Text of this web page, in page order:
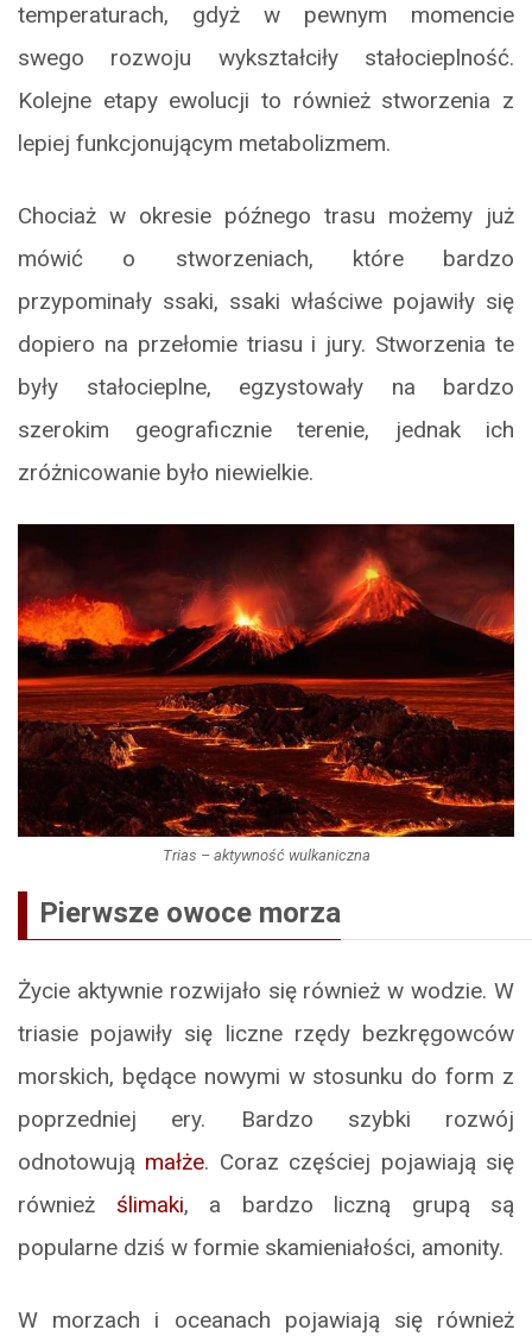
temperaturach, gdyż w pewnym momencie
swego rozwoju wykształciły stałocieplność.
Kolejne etapy ewolucji to również stworzenia z
lepiej funkcjonującym metabolizmem.
Chociaż w okresie późnego trasu możemy już
mówić o stworzeniach, które bardzo
przypominały ssaki, ssaki właściwe pojawiły się
dopiero na przełomie triasu i jury. Stworzenia te
były stałocieplne, egzystowały na bardzo
szerokim geograficznie terenie, jednak ich
zróżnicowanie było niewielkie.
Trias – aktywność wulkaniczna
Pierwsze owoce morza
Życie aktywnie rozwijało się również w wodzie. W
triasie pojawiły się liczne rzędy bezkręgowców
morskich, będące nowymi w stosunku do form z
poprzedniej ery. Bardzo szybki rozwój
odnotowują małże. Coraz częściej pojawiają się
również ślimaki, a bardzo liczną grupą są
popularne dziś w formie skamieniałości, amonity.
W morzach i oceanach pojawiają się również